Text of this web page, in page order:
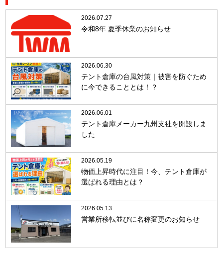
2026.07.27
令和8年 夏季休業のお知らせ
2026.06.30
テント倉庫の台風対策｜被害を防ぐため
に今できることとは！？
2026.06.01
テント倉庫メーカー九州支社を開設しま
した
2026.05.19
物価上昇時代に注目！今、テント倉庫が
選ばれる理由とは？
2026.05.13
営業所移転並びに名称変更のお知らせ